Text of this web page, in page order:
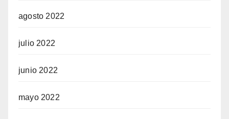
agosto 2022
julio 2022
junio 2022
mayo 2022